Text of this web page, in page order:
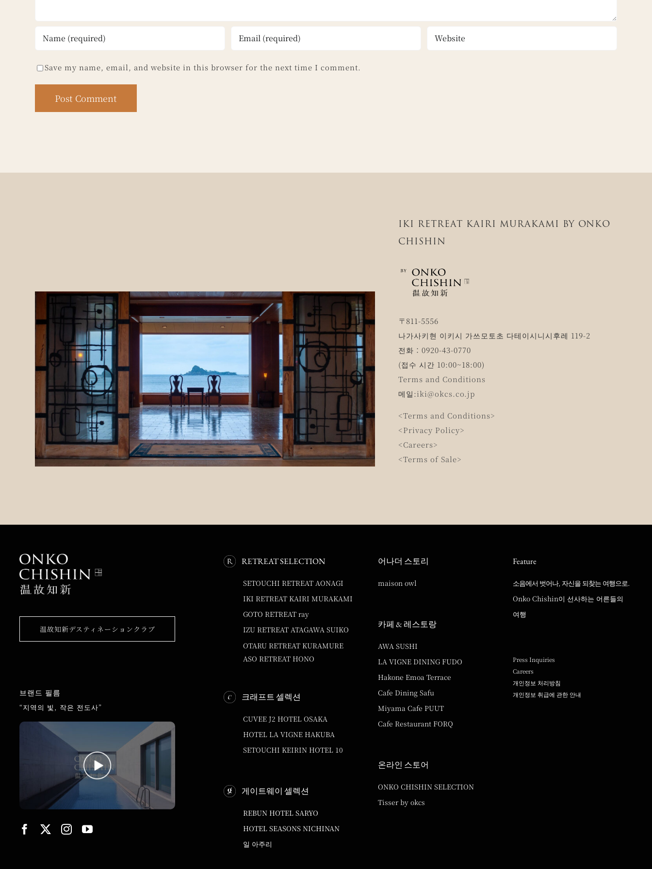
Save my name, email, and website in this browser for the next time I comment.
IKI RETREAT KAIRI MURAKAMI BY ONKO
CHISHIN
〒811-5556
나가사키현 이키시 가쓰모토초 다테이시니시후레 119-2
전화：0920-43-0770
(접수 시간 10:00~18:00)
Terms and Conditions
메일:iki@okcs.co.jp
<Terms and Conditions>
<Privacy Policy>
<Careers>
<Terms of Sale>
温故知新デスティネーションクラブ
브랜드 필름
“지역의 빛, 작은 전도사”
RETREAT SELECTION
SETOUCHI RETREAT AONAGI
IKI RETREAT KAIRI MURAKAMI
GOTO RETREAT ray
IZU RETREAT ATAGAWA SUIKO
OTARU RETREAT KURAMURE
ASO RETREAT HONO
크래프트 셀렉션
CUVEE J2 HOTEL OSAKA
HOTEL LA VIGNE HAKUBA
SETOUCHI KEIRIN HOTEL 10
게이트웨이 셀렉션
REBUN HOTEL SARYO
HOTEL SEASONS NICHINAN
일 아주리
어나더 스토리
maison owl
카페 & 레스토랑
AWA SUSHI
LA VIGNE DINING FUDO
Hakone Emoa Terrace
Cafe Dining Safu
Miyama Cafe PUUT
Cafe Restaurant FORQ
온라인 스토어
ONKO CHISHIN SELECTION
Tisser by okcs
Feature
소음에서 벗어나, 자신을 되찾는 여행으로.
Onko Chishin이 선사하는 어른들의
여행
Press Inquiries
Careers
개인정보 처리방침
개인정보 취급에 관한 안내